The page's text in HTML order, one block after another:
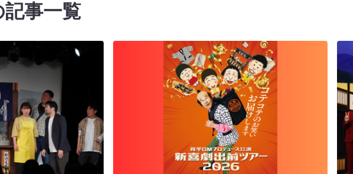
事一覧